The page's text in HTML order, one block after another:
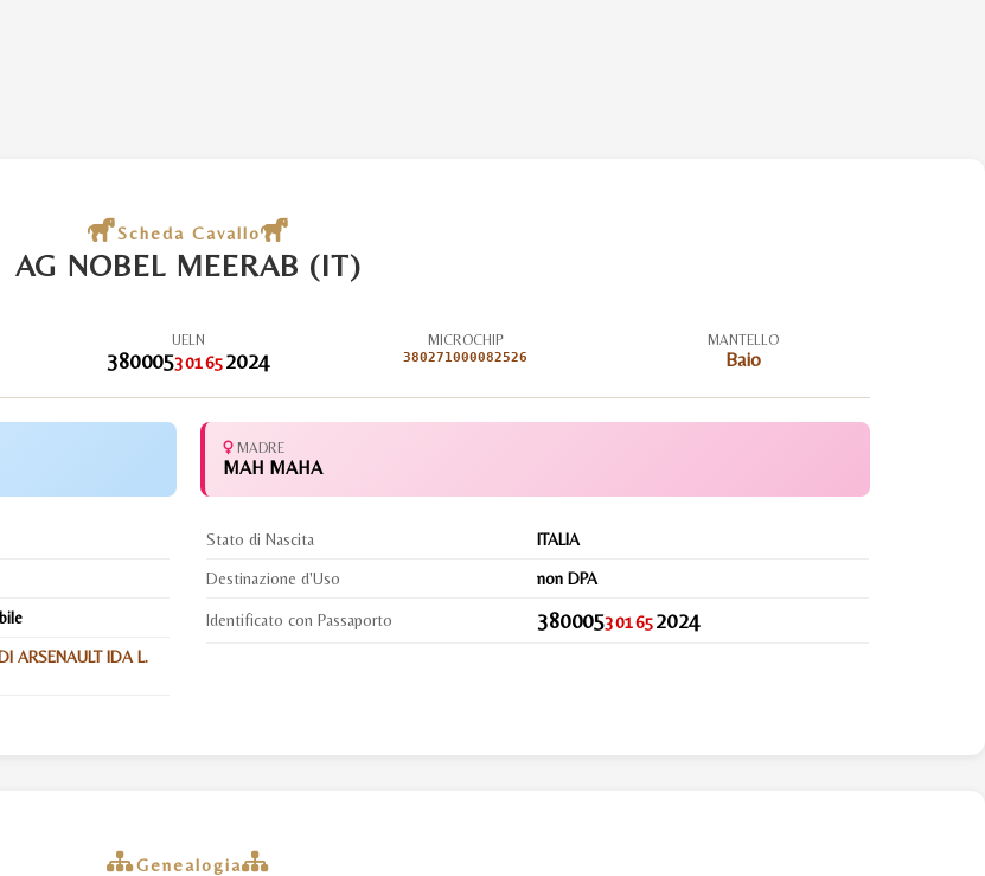
Scheda Cavallo
AG NOBEL MEERAB (IT)
UELN
380005301652024
MICROCHIP
380271000082526
MANTELLO
Baio
MADRE
MAH MAHA
ARSENAULT IDA L.
Stato di Nascita ITALIA
Destinazione d'Uso non DPA
Identificato con Passaporto 380005301652024
Genealogia